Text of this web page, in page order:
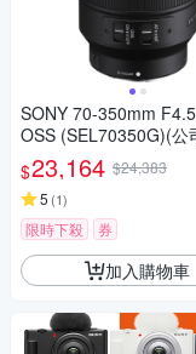
SONY 70-350mm
OSS (SEL70350G)(公
$23,164 $24,383
5 (1)
限時下殺 券
加入購物車